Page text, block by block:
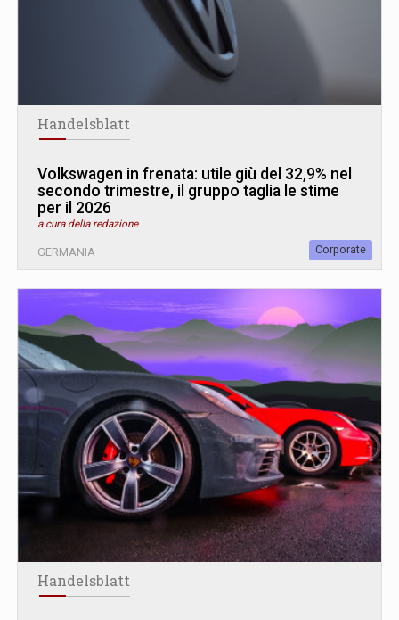
Handelsblatt
Volkswagen in frenata: utile giù del 32,9% nel
secondo trimestre, il gruppo taglia le stime
per il 2026
a cura della redazione
GERMANIA Corporate
Handelsblatt